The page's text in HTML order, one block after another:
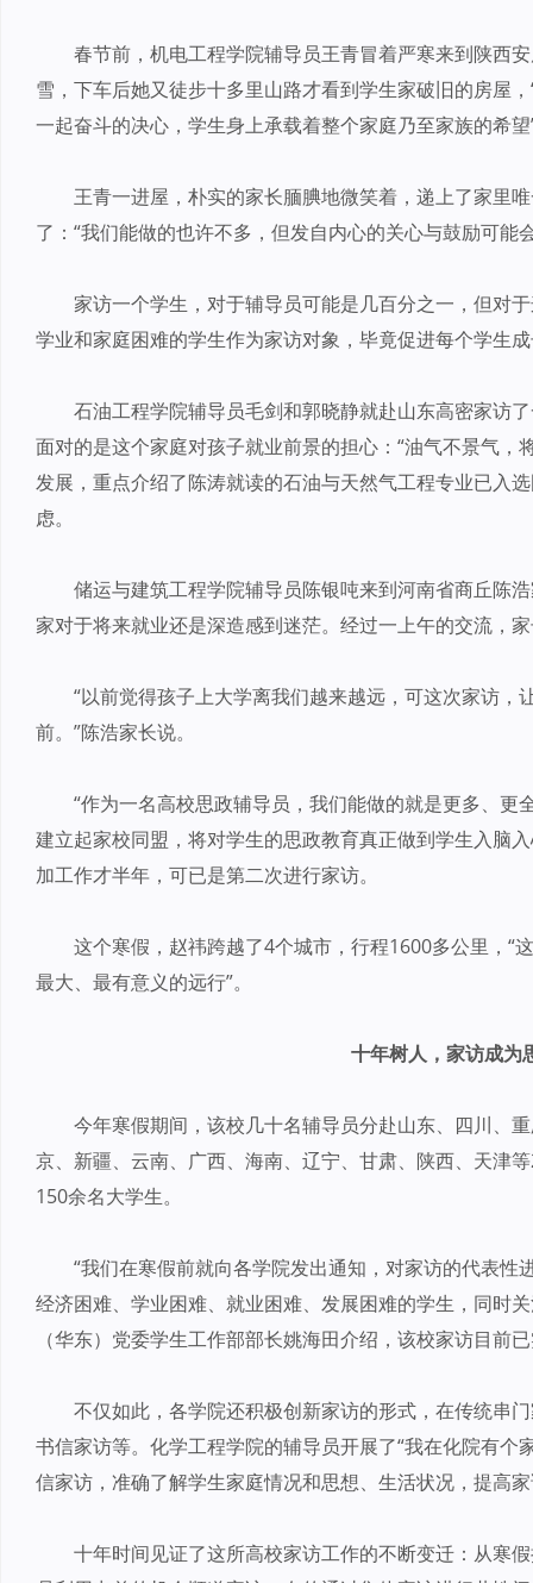
春节前，机电工程学院辅导员王青冒着严寒来到陕西
雪，下车后她又徒步十多里山路才看到学生家破旧的房屋
一起奋斗的决心，学生身上承载着整个家庭乃至家族的希望
王青一进屋，朴实的家长腼腆地微笑着，递上了家
了：“我们能做的也许不多，但发自内心的关心与鼓励可能
家访一个学生，对于辅导员可能是几百分之一，但对
学业和家庭困难的学生作为家访对象，毕竟促进每个学生
石油工程学院辅导员毛剑和郭晓静就赴山东高密家
面对的是这个家庭对孩子就业前景的担心：“油气不景气
发展，重点介绍了陈涛就读的石油与天然气工程专业已入
虑。
储运与建筑工程学院辅导员陈银吨来到河南省商丘陈
家对于将来就业还是深造感到迷茫。经过一上午的交流，
“以前觉得孩子上大学离我们越来越远，可这次家访
前。”陈浩家长说。
“作为一名高校思政辅导员，我们能做的就是更多、
建立起家校同盟，将对学生的思政教育真正做到学生入脑
加工作才半年，可已是第二次进行家访。
这个寒假，赵祎跨越了4个城市，行程1600多公里，“
最大、最有意义的远行”。
十年树人，家访成为
今年寒假期间，该校几十名辅导员分赴山东、四川、
京、新疆、云南、广西、海南、辽宁、甘肃、陕西、天津
150余名大学生。
“我们在寒假前就向各学院发出通知，对家访的代表
经济困难、学业困难、就业困难、发展困难的学生，同时
（华东）党委学生工作部部长姚海田介绍，该校家访目前
不仅如此，各学院还积极创新家访的形式，在传统串
书信家访等。化学工程学院的辅导员开展了“我在化院有个
信家访，准确了解学生家庭情况和思想、生活状况，提高
十年时间见证了这所高校家访工作的不断变迁：从寒